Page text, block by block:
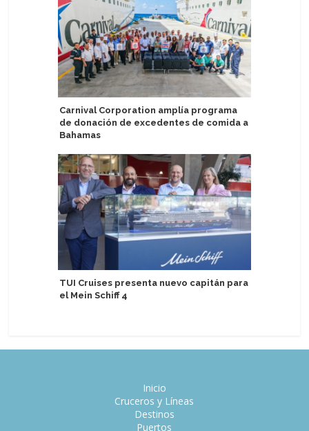
Carnival Corporation amplía programa
de donación de excedentes de comida a
Bahamas
TUI Cruises presenta nuevo capitán para
el Mein Schiff 4
Inicio
Cruceros y Líneas
Destinos
Puertos